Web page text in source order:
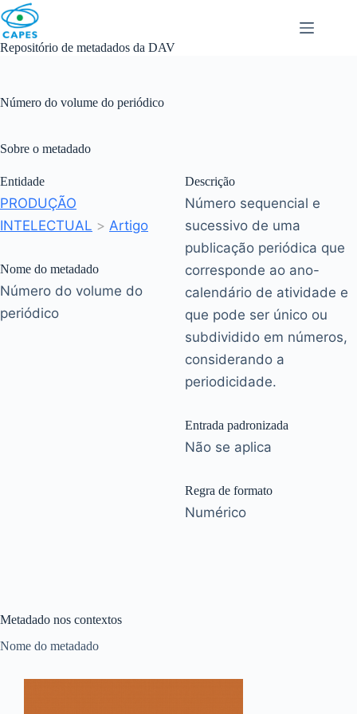
Skip
to
content
Repositório de metadados da DAV
Número do volume do periódico
Sobre o metadado
Entidade
PRODUÇÃO
INTELECTUAL > Artigo
Nome do metadado
Número do volume do
periódico
Descrição
Número sequencial e
sucessivo de uma
publicação periódica que
corresponde ao ano-
calendário de atividade e
que pode ser único ou
subdividido em números,
considerando a
periodicidade.
Entrada padronizada
Não se aplica
Regra de formato
Numérico
Metadado nos contextos
Nome do metadado